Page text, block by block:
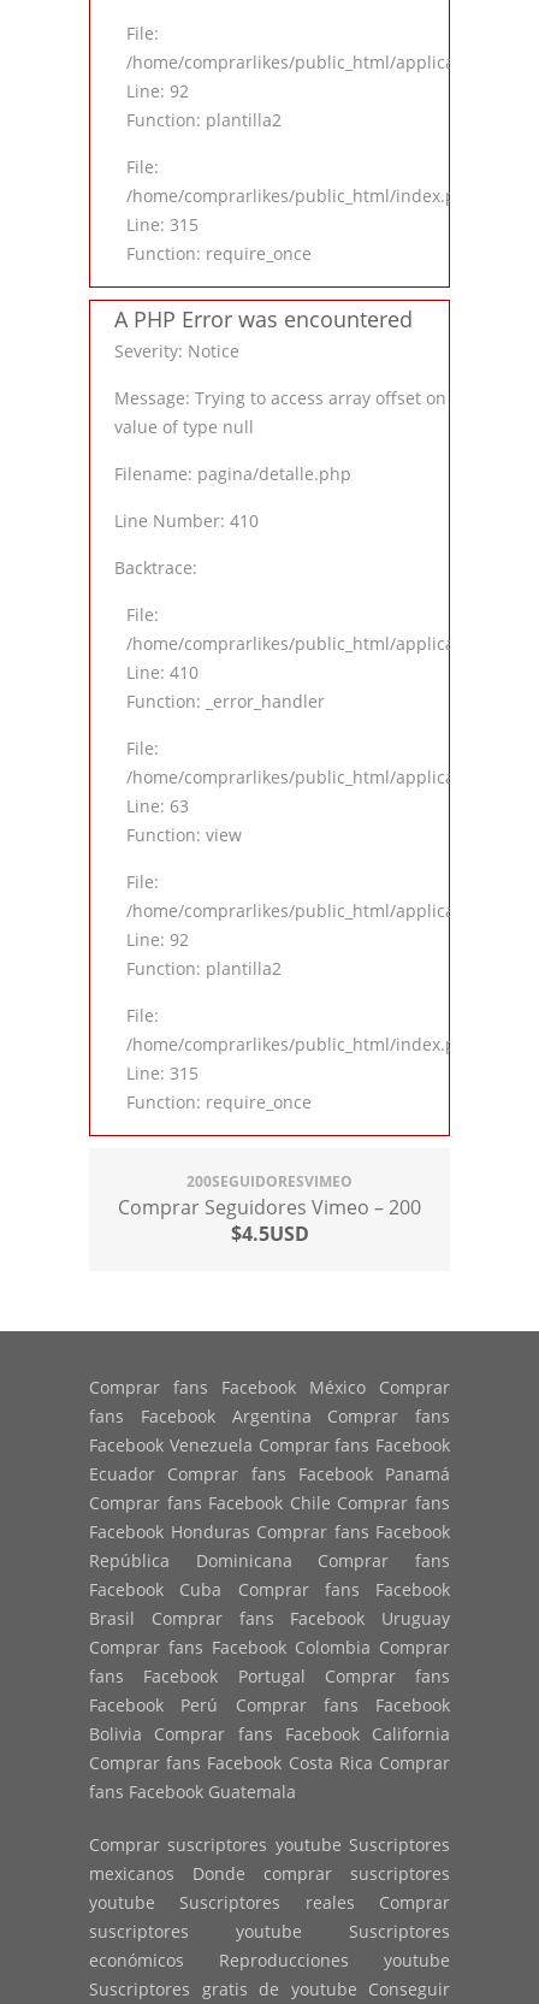
File:
/home/comprarlikes/public_html/application/
Line: 92
Function: plantilla2
File:
/home/comprarlikes/public_html/index.php
Line: 315
Function: require_once
A PHP Error was encountered
Severity: Notice
Message: Trying to access array offset on
value of type null
Filename: pagina/detalle.php
Line Number: 410
Backtrace:
File:
/home/comprarlikes/public_html/application/
Line: 410
Function: _error_handler
File:
/home/comprarlikes/public_html/application/
Line: 63
Function: view
File:
/home/comprarlikes/public_html/application/
Line: 92
Function: plantilla2
File:
/home/comprarlikes/public_html/index.php
Line: 315
Function: require_once
200SEGUIDORESVIMEO
Comprar Seguidores Vimeo – 200
$4.5USD
Comprar fans Facebook México Comprar
fans Facebook Argentina Comprar fans
Facebook Venezuela Comprar fans Facebook
Ecuador Comprar fans Facebook Panamá
Comprar fans Facebook Chile Comprar fans
Facebook Honduras Comprar fans Facebook
República Dominicana Comprar fans
Facebook Cuba Comprar fans Facebook
Brasil Comprar fans Facebook Uruguay
Comprar fans Facebook Colombia Comprar
fans Facebook Portugal Comprar fans
Facebook Perú Comprar fans Facebook
Bolivia Comprar fans Facebook California
Comprar fans Facebook Costa Rica Comprar
fans Facebook Guatemala
Comprar suscriptores youtube Suscriptores
mexicanos Donde comprar suscriptores
youtube Suscriptores reales Comprar
suscriptores youtube Suscriptores
económicos Reproducciones youtube
Suscriptores gratis de youtube Conseguir